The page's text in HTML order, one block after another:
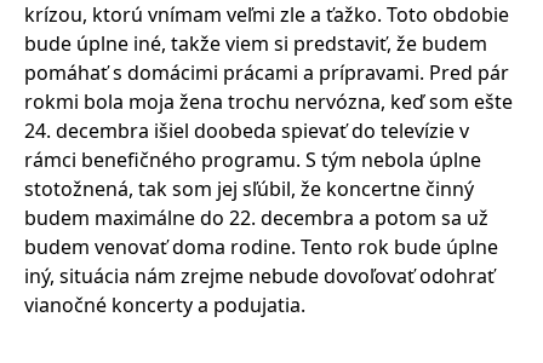
krízou, ktorú vnímam veľmi zle a ťažko. Toto obdobie
bude úplne iné, takže viem si predstaviť, že budem
pomáhať s domácimi prácami a prípravami. Pred pár
rokmi bola moja žena trochu nervózna, keď som ešte
24. decembra išiel doobeda spievať do televízie v
rámci benefičného programu. S tým nebola úplne
stotožnená, tak som jej sľúbil, že koncertne činný
budem maximálne do 22. decembra a potom sa už
budem venovať doma rodine. Tento rok bude úplne
iný, situácia nám zrejme nebude dovoľovať odohrať
vianočné koncerty a podujatia.